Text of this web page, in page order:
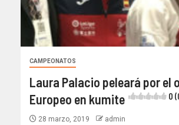
CAMPEONATOS
Laura Palacio peleará por el
Europeo en kumite
0
28 marzo, 2019 admin